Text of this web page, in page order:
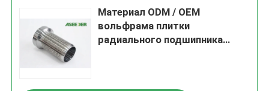
Материал ODM / OEM
вольфрама плитки
радиального подшипника